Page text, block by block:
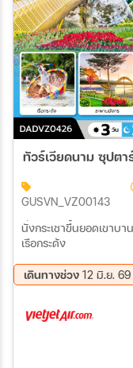
GUSVN_VZ00143
นั่งกระเชาขึ้นยอดเขาบ
เรือกระด้ง
เดินทางช่วง 12 มิ.ย.
04 ก.ย. 69 - 06 ก.ย. 69